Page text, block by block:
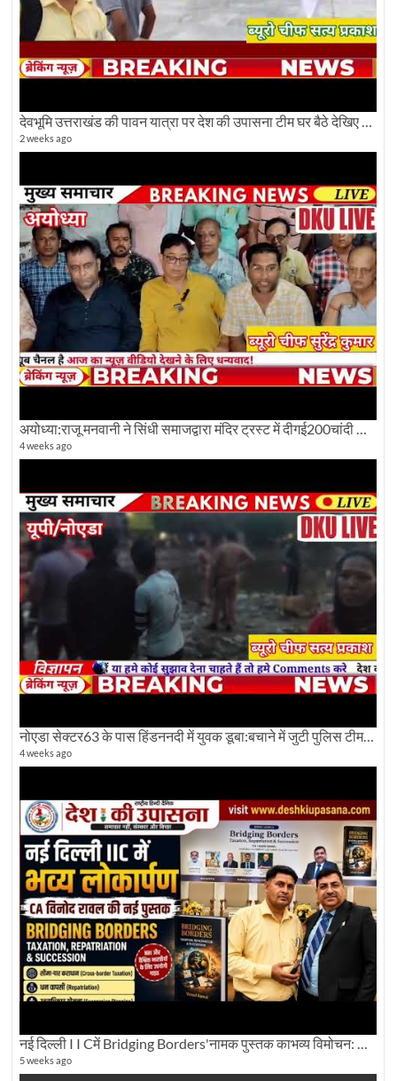
2 weeks ago
4 weeks ago
नोएडा सेक्टर63 के पास हिंडननदी में युवक डूबा:बचाने में जुटी पुलिस टीम: देखिए पूरी ग्राउंड रिपोर्टिंग
4 weeks ago
नई दिल्ली I I Cमें Bridging Borders'नामक पुस्तक काभव्य विमोचन: Dku ब्यूरो चीफ की ग्राउंड रिपोर्टिंग
5 weeks ago